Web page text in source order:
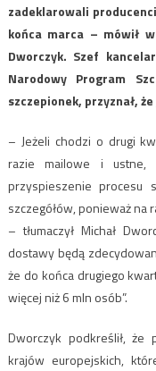
zadeklarowali
końca marca – mówił
Dworczyk. Szef
Narodowy Program
szczepionek, przyznał,
– Jeżeli chodzi o drugi
razie mailowe i
przyspieszenie procesu
szczegółów, ponieważ na
– tłumaczył Michał
dostawy będą
że do końca drugiego
więcej niż 6 mln osób”.
Dworczyk podkreślił, że
krajów europejskich,